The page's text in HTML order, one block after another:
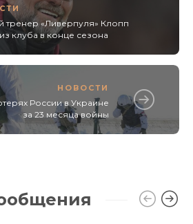
тренер «Ливерпуля» Клопп
клуба в конце сезона
НОВОСТИ
России в Украине
за 23 месяца войны